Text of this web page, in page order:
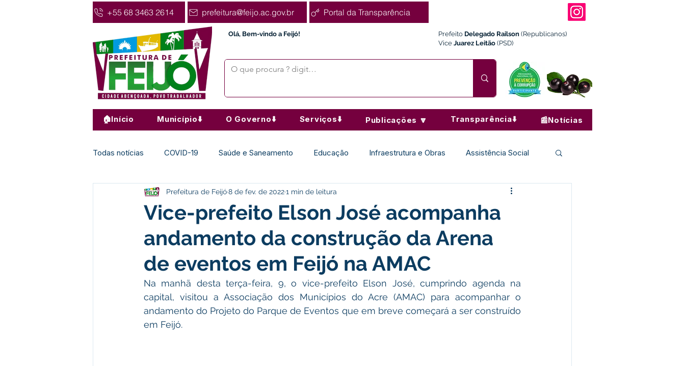
+55 68 3463 2614 prefeitura@feijo.ac.gov.br Portal da Transparência
Olá, Bem-vindo a Feijó! Prefeito Delegado Railson (Republicanos)
Vice Juarez Leitão (PSD)
🏠Início Município⬇️ O Governo⬇️ Serviços⬇️ Publicações 🔽 Transparência⬇️ 📰Notícias
Todas notícias COVID-19 Saúde e Saneamento Educação Infraestrutura e Obras Assistência Social
Agricultura Nota de Pesar Desporto Cultura e Lazer Institucional e Governo
Meio Ambiente e Turismo Datas Comemorativas Campanhas Vacinômetro Comunicado
Informativo e Convite
Nota de Esclarecimento Comunidade Licitações No gabinete Gestão Agricultura
Vice-prefeito Elson José acompanha
andamento da construção da Arena
de eventos em Feijó na AMAC
Prefeitura de Feijó8 de fev. de 20221 min de leitura
Na manhã desta terça-feira, 9, o vice-prefeito Elson José, cumprindo agenda na
capital, visitou a Associação dos Municípios do Acre (AMAC) para acompanhar o
andamento do Projeto do Parque de Eventos que em breve começará a ser construído
em Feijó.